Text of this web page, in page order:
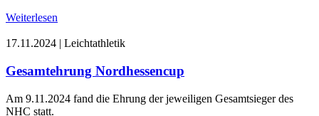
Weiterlesen
17.11.2024 | Leichtathletik
Gesamtehrung Nordhessencup
Am 9.11.2024 fand die Ehrung der jeweiligen Gesamtsieger des
NHC statt.